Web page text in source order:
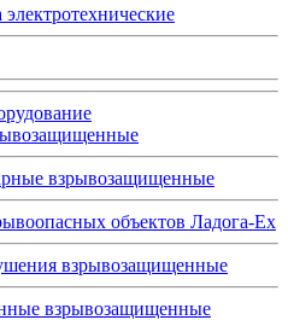
взрывозащищенные
объектов Ладога-Ex
взрывозащищенные
взрывозащищенные